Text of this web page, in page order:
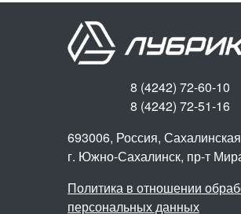
8 (4242) 72-60-10
8 (4242) 72-51-16
693006, Россия,
г. Южно-Сахалинск, пр-т
Политика в отношении
персональных данных